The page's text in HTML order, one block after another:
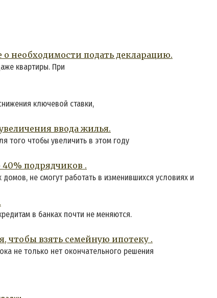
необходимости подать декларацию.
квартиры. При
ключевой ставки,
ввода жилья.
того чтобы увеличить в этом году
подрядчиков .
не смогут работать в изменившихся условиях и
в банках почти не меняются.
чтобы взять семейную ипотеку .
не только нет окончательного решения